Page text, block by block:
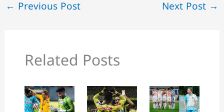
← Previous Post Next Post →
Related Posts